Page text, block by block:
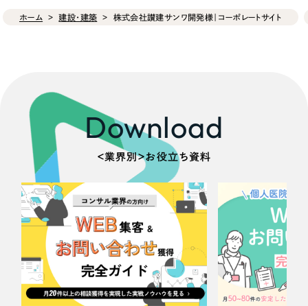
ホーム 建設・建築 株式会社讃建サンワ開発様｜コーポレートサイト
Download
＜業界別＞お役立ち資料